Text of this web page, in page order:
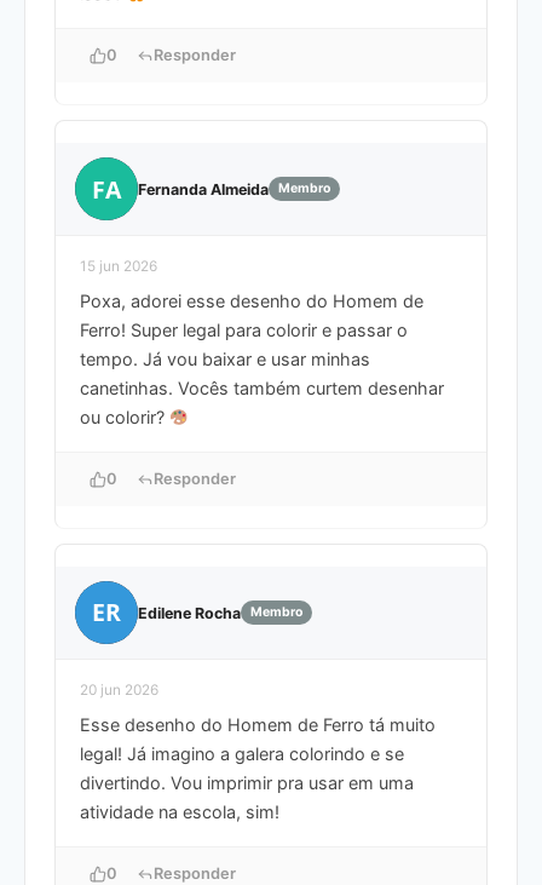
0 Responder
FA Fernanda Almeida Membro
15 jun 2026
Poxa, adorei esse desenho do Homem de
Ferro! Super legal para colorir e passar o
tempo. Já vou baixar e usar minhas
canetinhas. Vocês também curtem desenhar
ou colorir?
0 Responder
ER Edilene Rocha Membro
20 jun 2026
Esse desenho do Homem de Ferro tá muito
legal! Já imagino a galera colorindo e se
divertindo. Vou imprimir pra usar em uma
atividade na escola, sim!
0 Responder